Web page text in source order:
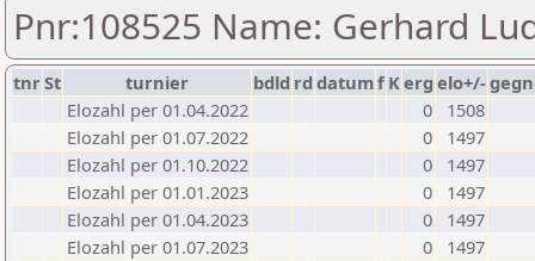
Pnr:108525 Name: Gerhard
tnrSt turnier bdld rd datumf Kerg elo+/-
Elozahl per 01.04.2022
0
1508
Elozahl per 01.07.2022
0
1497
Elozahl per 01.10.2022
0
1497
Elozahl per 01.01.2023
0
1497
Elozahl per 01.04.2023
0
1497
Elozahl per 01.07.2023
0
1497